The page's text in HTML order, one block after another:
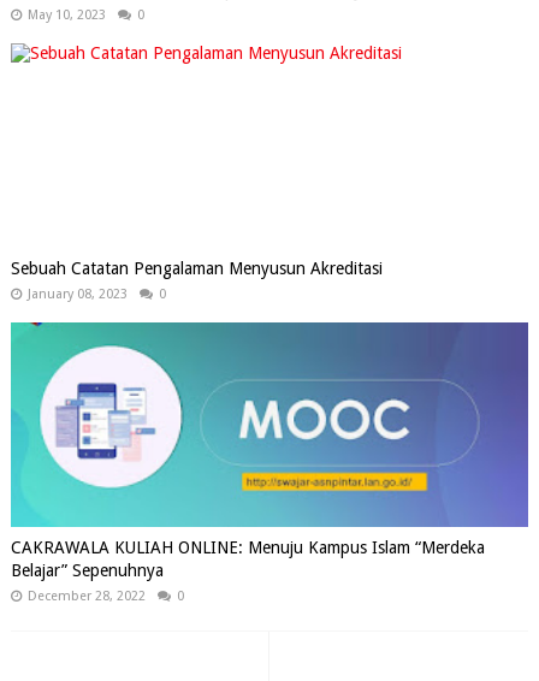
May 10, 2023 0
Sebuah Catatan Pengalaman Menyusun Akreditasi
January 08, 2023 0
CAKRAWALA KULIAH ONLINE: Menuju Kampus Islam “Merdeka
Belajar” Sepenuhnya
December 28, 2022 0